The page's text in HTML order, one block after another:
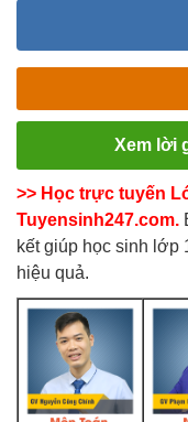
Xem lời
>> Học trực tuyến
Tuyensinh247.com.
kết giúp học sinh lớp
hiệu quả.